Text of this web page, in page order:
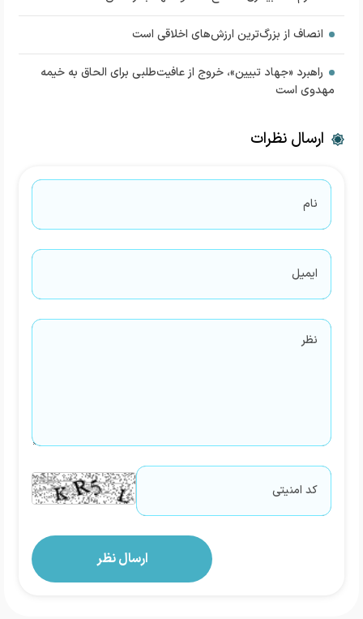
انصاف از بزرگ‌ترین ارزش‌های اخلاقی است
راهبرد «جهاد تبیین»، خروج از عافیت‌طلبی برای الحاق به خیمه
مهدوی است
ارسال نظرات